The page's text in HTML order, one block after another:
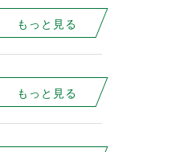
もっと見る
もっと見る